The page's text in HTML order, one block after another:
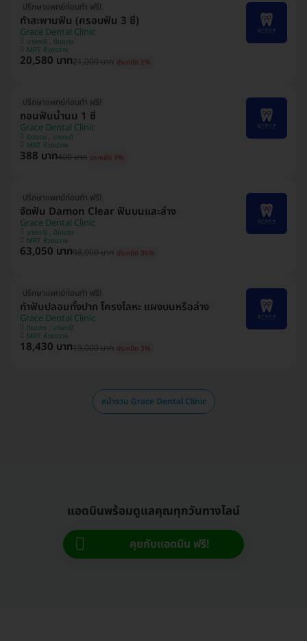
ปรึกษาแพทย์ก่อนทำ ฟรี!
ทำสะพานฟัน (ครอบฟัน 3 ซี่)
Grace Dental Clinic
บางกะปิ , ดินแดง
MRT ห้วยขวาง
20,580 บาท21,000 บาท ประหยัด 2%
ปรึกษาแพทย์ก่อนทำ ฟรี!
ถอนฟันน้ำนม 1 ซี่
Grace Dental Clinic
ดินแดง , บางกะปิ
MRT ห้วยขวาง
388 บาท400 บาท ประหยัด 3%
ปรึกษาแพทย์ก่อนทำ ฟรี!
จัดฟัน Damon Clear ฟันบนและล่าง
Grace Dental Clinic
บางกะปิ , ดินแดง
MRT ห้วยขวาง
63,050 บาท98,000 บาท ประหยัด 36%
ปรึกษาแพทย์ก่อนทำ ฟรี!
ทำฟันปลอมทั้งปาก โครงโลหะ แผงบนหรือล่าง
Grace Dental Clinic
ดินแดง , บางกะปิ
MRT ห้วยขวาง
18,430 บาท19,000 บาท ประหยัด 3%
หน้ารวม Grace Dental Clinic
แอดมินพร้อมดูแลคุณทุกวันทางไลน์
คุยกับแอดมิน ฟรี!